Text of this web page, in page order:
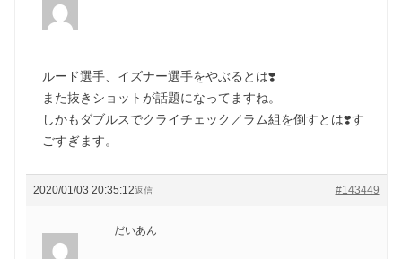
ルード選手、イズナー選手をやぶるとは❣️
また抜きショットが話題になってますね。
しかもダブルスでクライチェック／ラム組を倒すとは❣️す
ごすぎます。
2020/01/03 20:35:12 #143449
返信
だいあん